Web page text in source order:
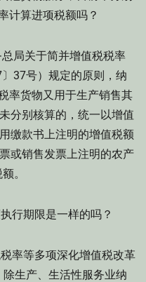
计算进项税额吗？
局关于简并增值税税率
37号）规定的原则，纳
率货物又用于生产销售其
分别核算的，统一以增值
缴款书上注明的增值税额
或销售发票上注明的农产
。
行期限是一样的吗？
率等多项深化增值税改革
生产、生活性服务业纳